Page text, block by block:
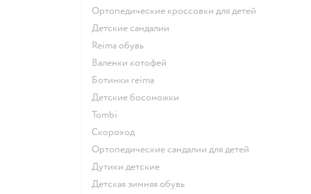
Ортопедические кроссовки для детей
Детские сандалии
Reima обувь
Валенки котофей
Ботинки reima
Детские босоножки
Tombi
Скороход
Ортопедические сандалии для детей
Дутики детские
Детская зимняя обувь